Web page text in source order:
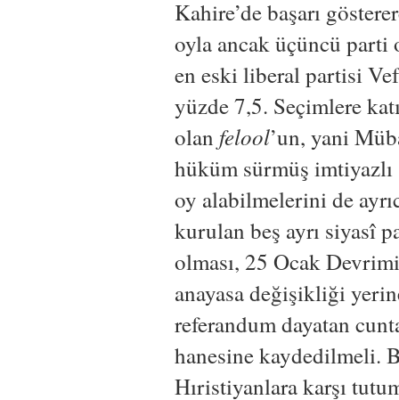
Kahire’de başarı
oyla ancak üçüncü parti
en eski liberal partisi
yüzde 7,5. Seçimlere
olan felool’un, yani
hüküm sürmüş
oy alabilmelerini de
kurulan beş ayrı siyasî
olması, 25 Ocak
anayasa değişikliği
referandum dayatan
hanesine kaydedilmeli.
Hıristiyanlara karşı